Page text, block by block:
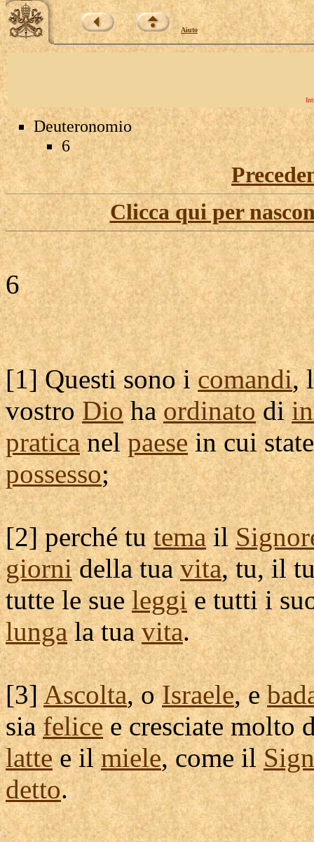
Aiuto
Deuteronomio
6
Clicca qui per
6
[1] Questi sono icomandi,
vostroDiohaordinatodi
praticanelpaesein cui
possesso;
[2] perché tutemail
giornidella tuavita, tu, il
tutte le sueleggie tutti i
lungala tuavita.
[3]Ascolta, oIsraele, e
siafeliceecresciatemolto
lattee ilmiele, come il
detto.